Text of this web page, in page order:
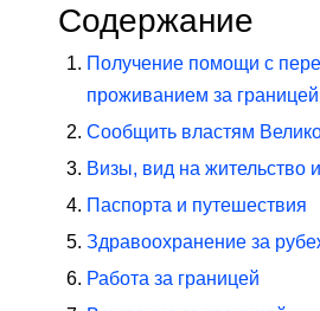
Содержание
Получение помощи с
проживанием за границей
Сообщить властям
Визы, вид на жительство
Паспорта и путешествия
Здравоохранение за
Работа за границей